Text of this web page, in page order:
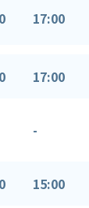
17:00
17:00
-
15:00